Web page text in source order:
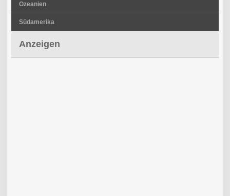
Ozeanien
Südamerika
Anzeigen